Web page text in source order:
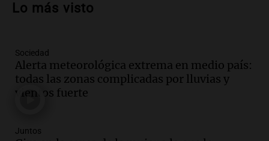
fechas clave de 2023
Audio.
Alertas meteorológicas en
Argentina: lluvias, tormentas y ráfagas
de viento fuertes en varias provincias
Noticias
Audio.
Lo más visto
Sociedad
Alerta meteorológica extrema en medio país:
todas las zonas complicadas por lluvias y
vientos fuerte
Juntos